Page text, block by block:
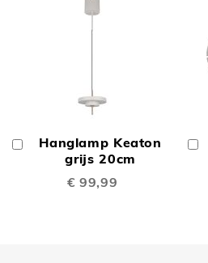
Hanglamp Keaton
grijs 20cm
€ 99,99
Winkelwagen